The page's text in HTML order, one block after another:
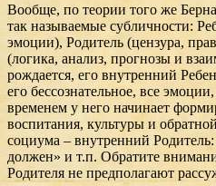
Вообще, по теории того же
так называемые субличности:
эмоции), Родитель (цензура,
(логика, анализ, прогнозы и
рождается, его внутренний
его бессознательное, все
временем у него начинает
воспитания, культуры и
социума – внутренний
должен» и т.п. Обратите
Родителя не предполагают